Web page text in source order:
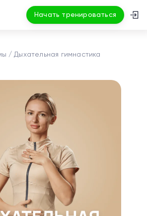
Начать тренироваться
Дыхательная гимнастика